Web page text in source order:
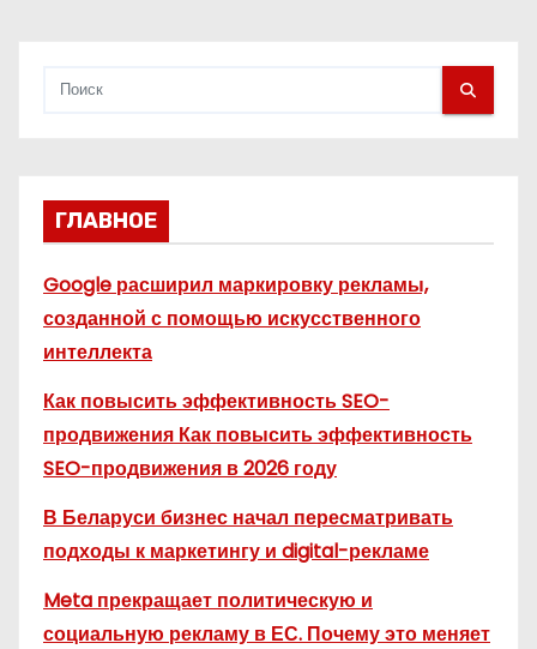
ГЛАВНОЕ
Google расширил маркировку рекламы,
созданной с помощью искусственного
интеллекта
Как повысить эффективность SEO-
продвижения Как повысить эффективность
SEO-продвижения в 2026 году
В Беларуси бизнес начал пересматривать
подходы к маркетингу и digital-рекламе
Meta прекращает политическую и
социальную рекламу в ЕС. Почему это меняет